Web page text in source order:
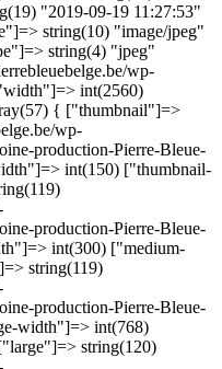
"2019-09-19 11:27:53"
string(10) "image/jpeg"
string(4) "jpeg"
wp-
int(2560)
{ ["thumbnail"]=>
wp-
production-Pierre-Bleue-
int(150) ["thumbnail-
production-Pierre-Bleue-
int(300) ["medium-
string(119)
production-Pierre-Bleue-
width"]=> int(768)
string(120)